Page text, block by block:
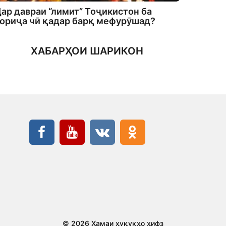
давраи “лимит” Тоҷикистон ба
чӣ қадар барқ мефурӯшад?
ХАБАРҲОИ ШАРИКОН
© 2026 Ҳамаи ҳуқуқҳо ҳифз